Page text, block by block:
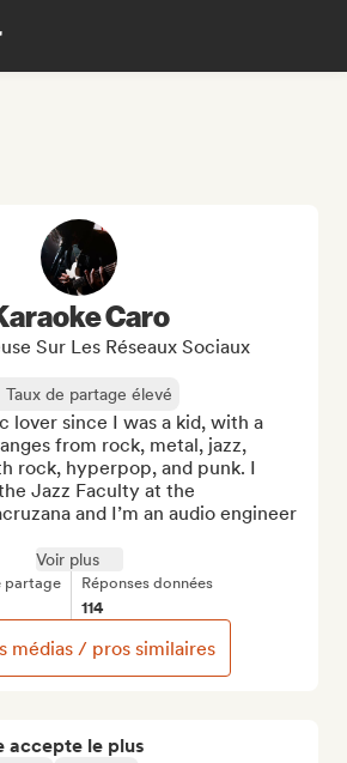
accepte le plus
Caro
Sur Les Réseaux Sociaux
Taux de partage élevé
lover since I was a kid, with a
from rock, metal, jazz,
rock, hyperpop, and punk. I
Jazz Faculty at the
and I’m an audio engineer
Voir plus
partage Réponses données
114
médias / pros similaires